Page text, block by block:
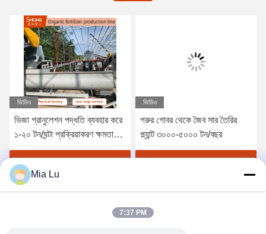
ভিডিও
ভিজা গ্রানুলেশন পদ্ধতি ব্যবহার করে
১-২০ টন/ঘন্টা প্রক্রিয়াকরণ ক্ষমতা
সম্পন্ন জৈব সার গ্রানুল মেশিন এবং
বিদেশী সেবার জন্য প্রকৌশলী
উপলব্ধ
ভিডিও
গরুর গোবর থেকে জৈব সার তৈরির
প্ল্যান্ট ৩০০০-৫০০০ টন/বছর
Mia Lu
7:37 PM